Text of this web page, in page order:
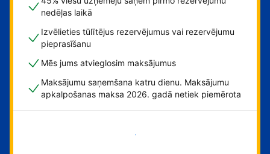
nedēļas laikā
Izvēlieties tūlītējus rezervējumus vai rezervējumu
pieprasīšanu
Mēs jums atvieglosim maksājumus
Maksājumu saņemšana katru dienu. Maksājumu
apkalpošanas maksa 2026. gadā netiek piemērota
Sāciet tūlīt!